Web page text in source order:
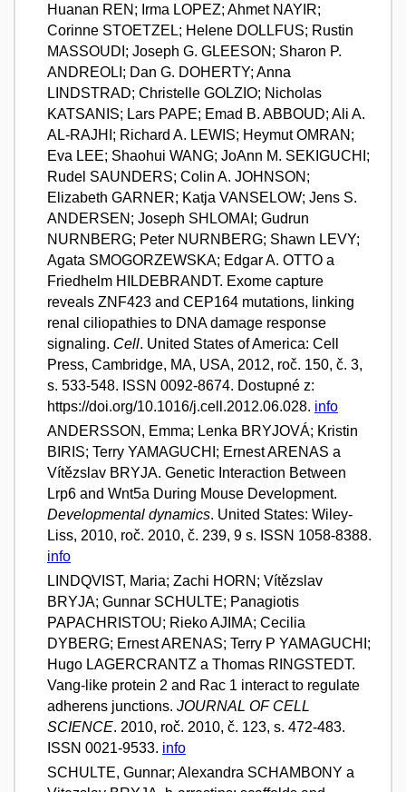
Huanan REN; Irma LOPEZ; Ahmet NAYIR;
Corinne STOETZEL; Helene DOLLFUS; Rustin
MASSOUDI; Joseph G. GLEESON; Sharon P.
ANDREOLI; Dan G. DOHERTY; Anna
LINDSTRAD; Christelle GOLZIO; Nicholas
KATSANIS; Lars PAPE; Emad B. ABBOUD; Ali A.
AL-RAJHI; Richard A. LEWIS; Heymut OMRAN;
Eva LEE; Shaohui WANG; JoAnn M. SEKIGUCHI;
Rudel SAUNDERS; Colin A. JOHNSON;
Elizabeth GARNER; Katja VANSELOW; Jens S.
ANDERSEN; Joseph SHLOMAI; Gudrun
NURNBERG; Peter NURNBERG; Shawn LEVY;
Agata SMOGORZEWSKA; Edgar A. OTTO a
Friedhelm HILDEBRANDT. Exome capture
reveals ZNF423 and CEP164 mutations, linking
renal ciliopathies to DNA damage response
signaling. Cell. United States of America: Cell
Press, Cambridge, MA, USA, 2012, roč. 150, č. 3,
s. 533-548. ISSN 0092-8674. Dostupné z:
https://doi.org/10.1016/j.cell.2012.06.028. info
ANDERSSON, Emma; Lenka BRYJOVÁ; Kristin
BIRIS; Terry YAMAGUCHI; Ernest ARENAS a
Vítězslav BRYJA. Genetic Interaction Between
Lrp6 and Wnt5a During Mouse Development.
Developmental dynamics. United States: Wiley-
Liss, 2010, roč. 2010, č. 239, 9 s. ISSN 1058-8388.
info
LINDQVIST, Maria; Zachi HORN; Vítězslav
BRYJA; Gunnar SCHULTE; Panagiotis
PAPACHRISTOU; Rieko AJIMA; Cecilia
DYBERG; Ernest ARENAS; Terry P YAMAGUCHI;
Hugo LAGERCRANTZ a Thomas RINGSTEDT.
Vang-like protein 2 and Rac 1 interact to regulate
adherens junctions. JOURNAL OF CELL
SCIENCE. 2010, roč. 2010, č. 123, s. 472-483.
ISSN 0021-9533. info
SCHULTE, Gunnar; Alexandra SCHAMBONY a